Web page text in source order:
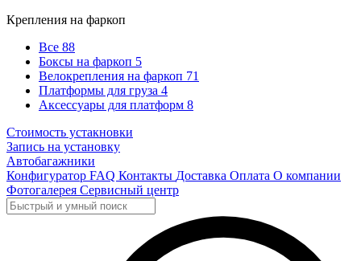
Крепления на фаркоп
Все 88
Боксы на фаркоп 5
Велокрепления на фаркоп 71
Платформы для груза 4
Аксессуары для платформ 8
Стоимость устакновки
Запись на установку
Автобагажники
Конфигуратор FAQ Контакты Доставка Оплата О компании
Фотогалерея Сервисный центр